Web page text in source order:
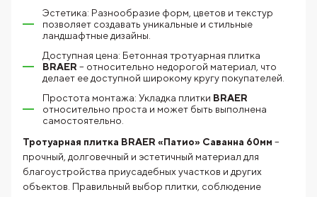
Эстетика: Разнообразие форм, цветов и текстур
позволяет создавать уникальные и стильные
ландшафтные дизайны.
Доступная цена: Бетонная тротуарная плитка
BRAER – относительно недорогой материал, что
делает ее доступной широкому кругу покупателей.
Простота монтажа: Укладка плитки BRAER
относительно проста и может быть выполнена
самостоятельно.
Тротуарная плитка BRAER «Патио» Саванна 60мм –
прочный, долговечный и эстетичный материал для
благоустройства приусадебных участков и других
объектов. Правильный выбор плитки, соблюдение